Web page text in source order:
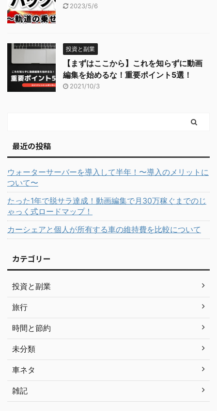
2023/5/6
投資と副業
【まずはここから】これを知らずに動画
編集を始めるな！重要ポイント5選！
2021/10/3
最近の投稿
ウォーターサーバーを導入して半年！〜導入のメリットに
ついて〜
たった1年で脱サラ達成！動画編集で月30万稼ぐまでのじ
ゃっく式ロードマップ！
カーシェアと個人が所有する車の維持費を比較について
カテゴリー
投資と副業
旅行
時間と節約
未分類
車ネタ
雑記